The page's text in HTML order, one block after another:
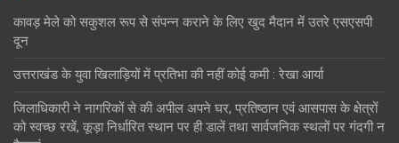
कावड़ मेले को सकुशल रूप से संपन्न कराने के लिए खुद मैदान में उतरे एसएसपी
दून
उत्तराखंड के युवा खिलाड़ियों में प्रतिभा की नहीं कोई कमी : रेखा आर्या
जिलाधिकारी ने नागरिकों से की अपील अपने घर, प्रतिष्ठान एवं आसपास के क्षेत्रों
को स्वच्छ रखें, कूड़ा निर्धारित स्थान पर ही डालें तथा सार्वजनिक स्थलों पर गंदगी न